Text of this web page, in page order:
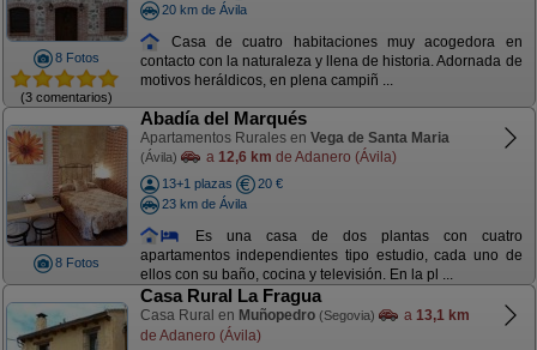
8 Fotos
(3 comentarios)
20 km de Ávila
Casa de cuatro habitaciones muy acogedora en
contacto con la naturaleza y llena de historia. Adornada de
motivos heráldicos, en plena campiñ ...
8 Fotos
Abadía del Marqués
Apartamentos Rurales en Vega de Santa Maria
(Ávila) a 12,6 km de Adanero (Ávila)
13+1 plazas
20 €
23 km de Ávila
Es una casa de dos plantas con cuatro
apartamentos independientes tipo estudio, cada uno de
ellos con su baño, cocina y televisión. En la pl ...
Casa Rural La Fragua
Casa Rural en Muñopedro (Segovia) a 13,1 km
de Adanero (Ávila)